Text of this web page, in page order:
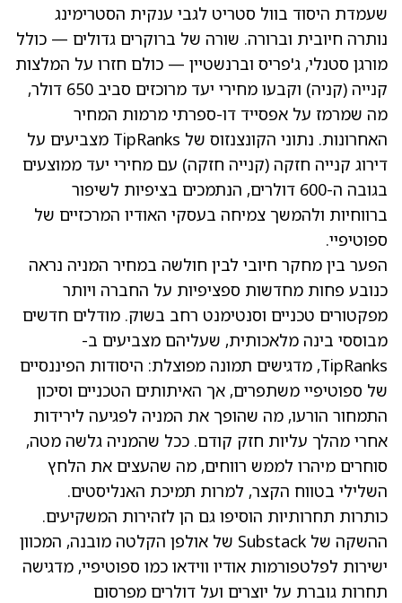
שעמדת היסוד בוול סטריט לגבי ענקית הסטרימינג
נותרה חיובית וברורה. שורה של ברוקרים גדולים — כולל
מורגן סטנלי, ג'פריס וברנשטיין — כולם חזרו על המלצות
קנייה (קניה) וקבעו מחירי יעד מרוכזים סביב 650 דולר,
מה שמרמז על אפסייד דו-ספרתי מרמות המחיר
האחרונות. נתוני הקונצנזוס של TipRanks מצביעים על
דירוג קנייה חזקה (קנייה חזקה) עם מחירי יעד ממוצעים
בגובה ה-600 דולרים, הנתמכים בציפיות לשיפור
ברווחיות ולהמשך צמיחה בעסקי האודיו המרכזיים של
ספוטיפיי.
הפער בין מחקר חיובי לבין חולשה במחיר המניה נראה
כנובע פחות מחדשות ספציפיות על החברה ויותר
מפקטורים טכניים וסנטימנט רחב בשוק. מודלים חדשים
מבוססי בינה מלאכותית, שעליהם מצביעים ב-
TipRanks, מדגישים תמונה מפוצלת: היסודות הפיננסיים
של ספוטיפיי משתפרים, אך האיתותים הטכניים וסיכון
התמחור הורעו, מה שהופך את המניה לפגיעה לירידות
אחרי מהלך עליות חזק קודם. ככל שהמניה גלשה מטה,
סוחרים מיהרו לממש רווחים, מה שהעצים את הלחץ
השלילי בטווח הקצר, למרות תמיכת האנליסטים.
כותרות תחרותיות הוסיפו גם הן לזהירות המשקיעים.
ההשקה של Substack של אולפן הקלטה מובנה, המכוון
ישירות לפלטפורמות אודיו ווידאו כמו ספוטיפיי, מדגישה
תחרות גוברת על יוצרים ועל דולרים מפרסום